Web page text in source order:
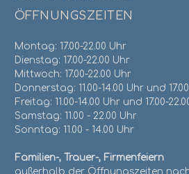
ÖFFNUNGSZEITEN
Montag: 17.00-22.00 Uhr
Dienstag: 17.00-22.00 Uhr
Mittwoch: 17.00-22.00 Uhr
Donnerstag: 11.00-14.00 Uhr und
Freitag: 11.00-14.00 Uhr und 17.00-
Samstag: 11.00 - 22.00 Uhr
Sonntag: 11.00 - 14.00 Uhr
Familien-, Trauer-, Firmenfeiern
außerhalb der Öffnungszeiten